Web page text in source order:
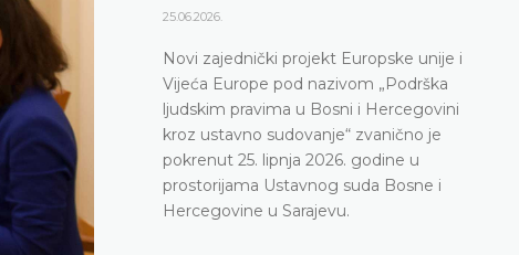
25.06.2026.
Novi zajednički projekt Europske unije i
Vijeća Europe pod nazivom „Podrška
ljudskim pravima u Bosni i Hercegovini
kroz ustavno sudovanje“ zvanično je
pokrenut 25. lipnja 2026. godine u
prostorijama Ustavnog suda Bosne i
Hercegovine u Sarajevu.